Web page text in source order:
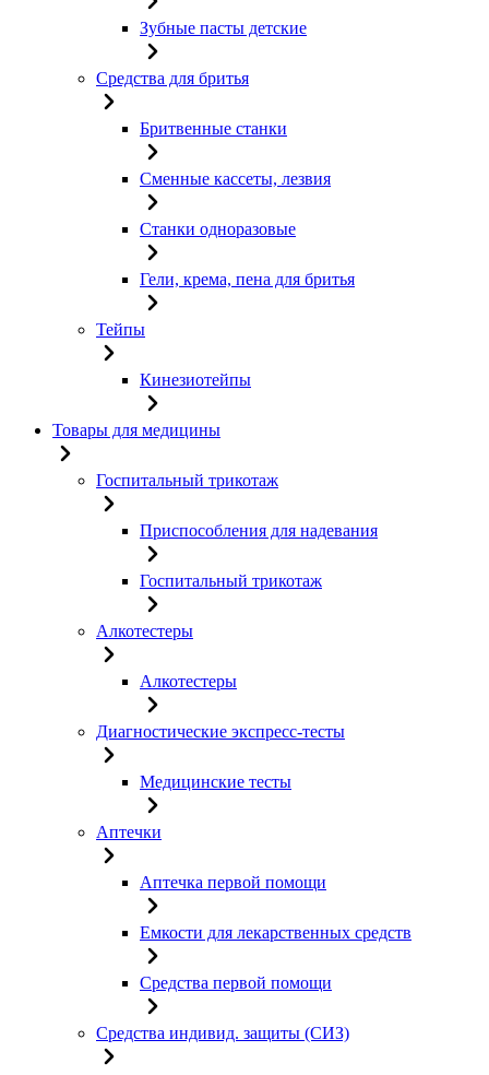
Зубные пасты детские
Средства для бритья
Бритвенные станки
Сменные кассеты, лезвия
Станки одноразовые
Гели, крема, пена для бритья
Тейпы
Кинезиотейпы
Товары для медицины
Госпитальный трикотаж
Приспособления для надевания
Госпитальный трикотаж
Алкотестеры
Алкотестеры
Диагностические экспресс-тесты
Медицинские тесты
Аптечки
Аптечка первой помощи
Емкости для лекарственных средств
Средства первой помощи
Средства индивид. защиты (СИЗ)